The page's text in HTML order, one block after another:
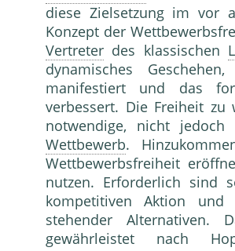
diese Zielsetzung im vor
Konzept der
Vertreter des klassischen
dynamisches
manifestiert und das
verbessert. Die Freiheit
notwendige, nicht
Wettbewerb.
Wettbewerbsfreiheit
nutzen. Erforderlich sind
kompetitiven Aktion und
stehender Alternativen.
gewährleistet nach